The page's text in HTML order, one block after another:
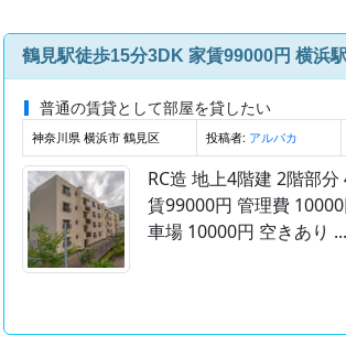
鶴見駅徒歩15分3DK 家賃99000円 横浜
普通の賃貸として部屋を貸したい
神奈川県 横浜市 鶴見区 投稿者: アルパカ
RC造 地上4階建 2階部
賃99000円 管理費
車場 10000円 空きあり ...